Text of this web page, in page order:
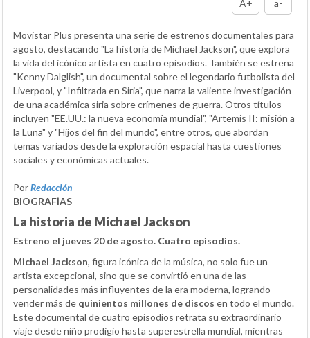
A+ a-
Movistar Plus presenta una serie de estrenos documentales para
agosto, destacando "La historia de Michael Jackson", que explora
la vida del icónico artista en cuatro episodios. También se estrena
"Kenny Dalglish", un documental sobre el legendario futbolista del
Liverpool, y "Infiltrada en Siria", que narra la valiente investigación
de una académica siria sobre crímenes de guerra. Otros títulos
incluyen "EE.UU.: la nueva economía mundial", "Artemis II: misión a
la Luna" y "Hijos del fin del mundo", entre otros, que abordan
temas variados desde la exploración espacial hasta cuestiones
sociales y económicas actuales.
PorRedacción
BIOGRAFÍAS
La historia de Michael Jackson
Estreno el jueves 20 de agosto. Cuatro episodios.
Michael Jackson, figura icónica de la música, no solo fue un
artista excepcional, sino que se convirtió en una de las
personalidades más influyentes de la era moderna, logrando
vender más de quinientos millones de discos en todo el mundo.
Este documental de cuatro episodios retrata su extraordinario
viaje desde niño prodigio hasta superestrella mundial, mientras